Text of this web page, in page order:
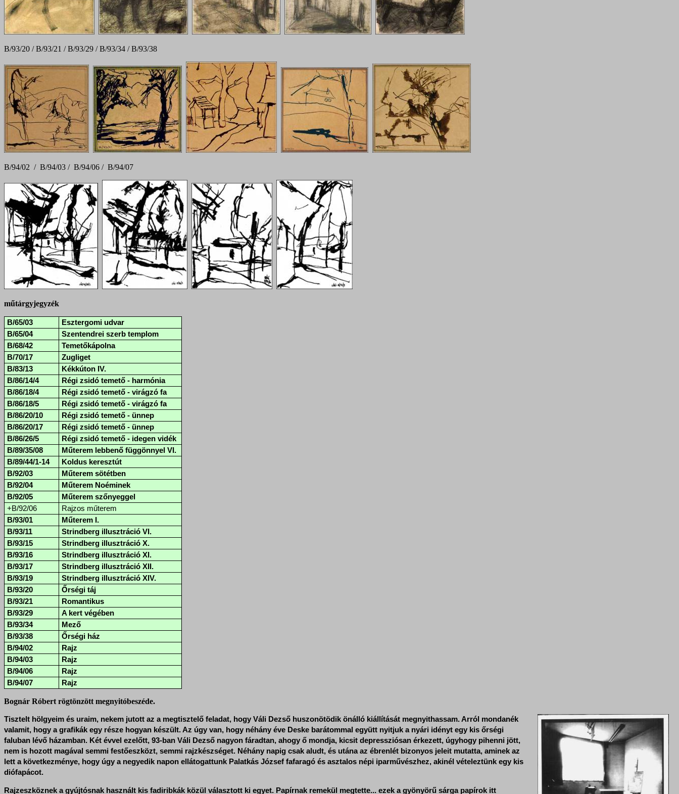
B/93/20 / B/93/21 / B/93/29 / B/93/34 / B/93/38
B/94/02 / B/94/03 / B/94/06 / B/94/07
műtárgyjegyzék
B/65/03
Esztergomi udvar
B/65/04
Szentendrei szerb templom
B/68/42
Temetőkápolna
B/70/17
Zugliget
B/83/13
Kékkúton IV.
B/86/14/4
Régi zsidó temető - harmónia
B/86/18/4
Régi zsidó temető - virágzó fa
B/86/18/5
Régi zsidó temető - virágzó fa
B/86/20/10
Régi zsidó temető - ünnep
B/86/20/17
Régi zsidó temető - ünnep
B/86/26/5
Régi zsidó temető - idegen vidék
B/89/35/08
Műterem lebbenő függönnyel VI.
B/89/44/1-14
Koldus keresztút
B/92/03
Műterem sötétben
B/92/04
Műterem Noéminek
B/92/05
Műterem szőnyeggel
+B/92/06
Rajzos műterem
B/93/01
Műterem I.
B/93/11
Strindberg illusztráció VI.
B/93/15
Strindberg illusztráció X.
B/93/16
Strindberg illusztráció XI.
B/93/17
Strindberg illusztráció XII.
B/93/19
Strindberg illusztráció XIV.
B/93/20
Őrségi táj
B/93/21
Romantikus
B/93/29
A kert végében
B/93/34
Mező
B/93/38
Őrségi ház
B/94/02
Rajz
B/94/03
Rajz
B/94/06
Rajz
B/94/07
Rajz
Bognár Róbert rögtönzött megnyitóbeszéde.
Tisztelt hölgyeim és uraim, nekem jutott az a megtisztelő feladat, hogy Váli Dezső huszonötödik önálló kiállítását megnyithassam. Arról mondanék
valamit, hogy a grafikák egy része hogyan készült. Az úgy van, hogy néhány éve Deske barátommal együtt nyitjuk a nyári idényt egy kis őrségi
faluban lévő házamban. Két évvel ezelőtt, 93-ban Váli Dezső nagyon fáradtan, ahogy ő mondja, kicsit depressziósan érkezett, úgyhogy pihenni jött,
nem is hozott magával semmi festőeszközt, semmi rajzkészséget. Néhány napig csak aludt, és utána az ébrenlét bizonyos jeleit mutatta, aminek az
lett a következménye, hogy úgy a negyedik napon ellátogattunk Palatkás József fafaragó és asztalos népi iparművészhez, akinél vételeztünk egy kis
diófapácot.
Rajzeszköznek a gyújtósnak használt kis fadiribkák közül választott ki egyet. Papírnak remekül megtette... ezek a gyönyörű sárga papírok itt